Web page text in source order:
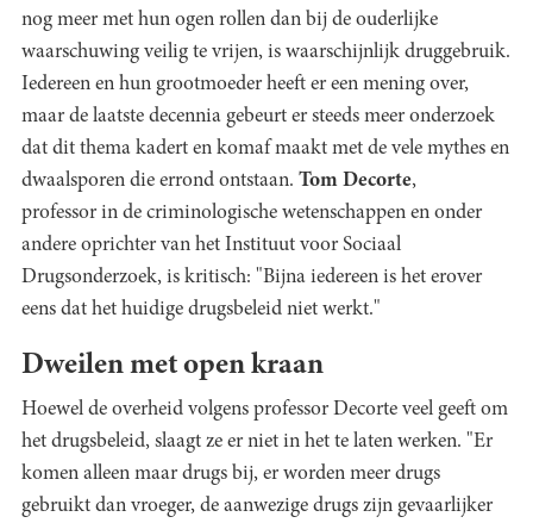
nog meer met hun ogen rollen dan bij de ouderlijke
waarschuwing veilig te vrijen, is waarschijnlijk druggebruik.
Iedereen en hun grootmoeder heeft er een mening over,
maar de laatste decennia gebeurt er steeds meer onderzoek
dat dit thema kadert en komaf maakt met de vele mythes en
dwaalsporen die errond ontstaan. Tom Decorte,
professor in de criminologische wetenschappen en onder
andere oprichter van het Instituut voor Sociaal
Drugsonderzoek, is kritisch: "Bijna iedereen is het erover
eens dat het huidige drugsbeleid niet werkt."
Dweilen met open kraan
Hoewel de overheid volgens professor Decorte veel geeft om
het drugsbeleid, slaagt ze er niet in het te laten werken. "Er
komen alleen maar drugs bij, er worden meer drugs
gebruikt dan vroeger, de aanwezige drugs zijn gevaarlijker